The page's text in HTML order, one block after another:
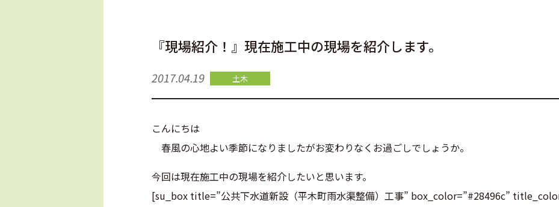
『現場紹介！』現在施工中の現場を紹介します。
2017.04.19 土木
こんにちは
春風の心地よい季節になりましたがお変わりなくお過ごしでしょうか。
今回は現在施工中の現場を紹介したいと思います。
[su_box title=”公共下水道新設（平木町雨水渠整備）工事” box_color=”#28496c”